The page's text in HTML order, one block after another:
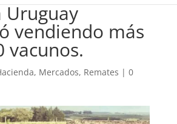
Uruguay
vendiendo más
vacunos.
, Mercados, Remates | 0